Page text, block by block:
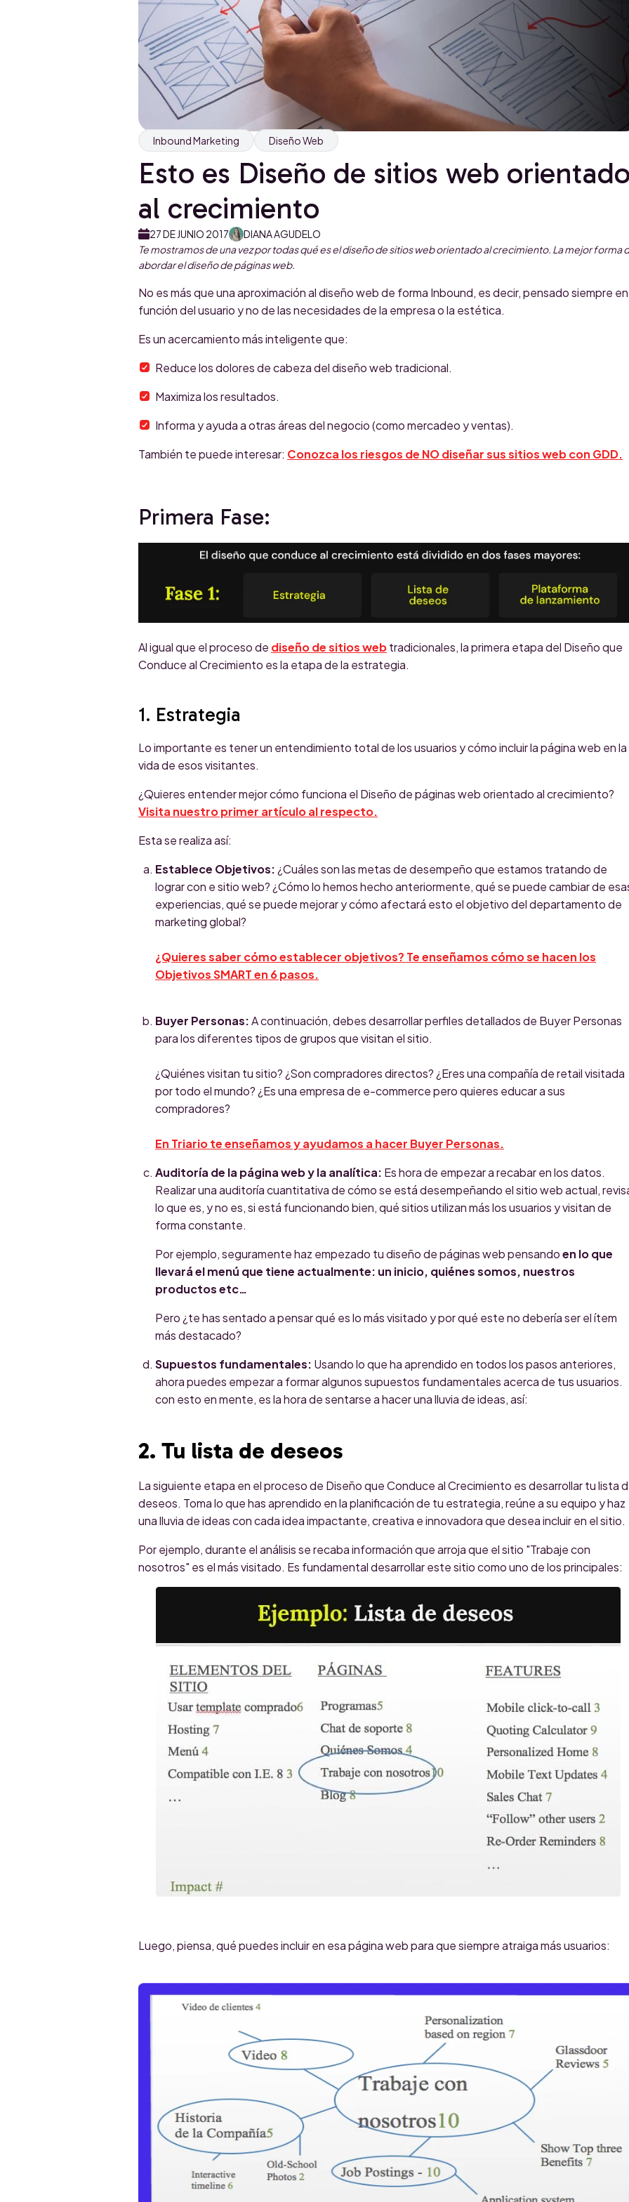
Inbound Marketing Diseño Web
Esto es Diseño de sitios web
al crecimiento
27 DE JUNIO 2017
DIANA AGUDELO
Te mostramos de una vez por todas qué es el diseño de sitios web orientado al crecimiento. La mejor forma
abordar el diseño de páginas web.
No es más que una aproximación al diseño web de forma Inbound, es decir, pensado siempre en
función del usuario y no de las necesidades de la empresa o la estética.
Es un acercamiento más inteligente que:
Reduce los dolores de cabeza del diseño web tradicional.
Maximiza los resultados.
Informa y ayuda a otras áreas del negocio (como mercadeo y ventas).
También te puede interesar: Conozca los riesgos de NO diseñar sus sitios web con GDD.
Primera Fase:
Al igual que el proceso de diseño de sitios webtradicionales, la primera etapa del Diseño que
Conduce al Crecimiento es la etapa de la estrategia.
1. Estrategia
Lo importante es tener un entendimiento total de los usuarios y cómo incluir la página web en la
vida de esos visitantes.
¿Quieres entender mejor cómo funciona el Diseño de páginas web orientado al crecimiento?
Visita nuestro primer artículo al respecto.
Esta se realiza así:
Establece Objetivos: ¿Cuáles son las metas de desempeño que estamos tratando de
lograr con e sitio web? ¿Cómo lo hemos hecho anteriormente, qué se puede cambiar de
experiencias, qué se puede mejorar y cómo afectará esto el objetivo del departamento de
marketing global?
¿Quieres saber cómo establecer objetivos? Te enseñamos cómo se hacen los
Objetivos SMART en 6 pasos.
Buyer Personas:A continuación, debes desarrollar perfiles detallados de Buyer Personas
para los diferentes tipos de grupos que visitan el sitio.
¿Quiénes visitan tu sitio? ¿Son compradores directos? ¿Eres una compañía de retail visitada
por todo el mundo? ¿Es una empresa de e-commerce pero quieres educar a sus
compradores?
En Triario te enseñamos y ayudamos a hacer Buyer Personas.
Auditoría de la página web y la analítica: Es hora de empezar a recabar en los datos.
Realizar una auditoría cuantitativa de cómo se está desempeñando el sitio web actual,
lo que es, y no es, si está funcionando bien, qué sitios utilizan más los usuarios y visitan de
forma constante.
Por ejemplo, seguramente haz empezado tu diseño de páginas web pensandoen lo que
llevará el menú que tiene actualmente: un inicio, quiénes somos, nuestros
productos etc…
Pero ¿te has sentado a pensar qué es lo más visitado y por qué este no debería ser el ítem
más destacado?
Supuestos fundamentales: Usando lo que ha aprendido en todos los pasos anteriores,
ahora puedes empezar a formar algunos supuestos fundamentales acerca de tus usuarios.
con esto en mente, es la hora de sentarse a hacer una lluvia de ideas, así:
2. Tu lista de deseos
La siguiente etapa en el proceso de Diseño que Conduce al Crecimiento es desarrollar tu lista
deseos. Toma lo que has aprendido en la planificación de tu estrategia, reúne a su equipo y haz
una lluvia de ideas con cada idea impactante, creativa e innovadora que desea incluir en el sitio.
Por ejemplo, durante el análisis se recaba información que arroja que el sitio "Trabaje con
nosotros" es el más visitado. Es fundamental desarrollar este sitio como uno de los principales:
Luego, piensa, qué puedes incluir en esa página web para que siempre atraiga más usuarios: